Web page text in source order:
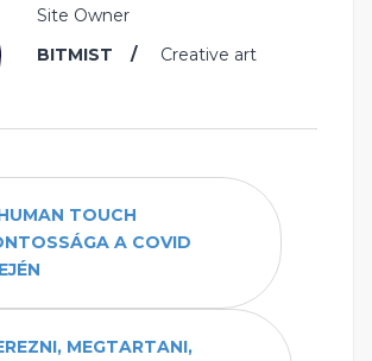
Site Owner
BITMIST
Creative art
TOUCH
A COVID
MEGTARTANI,